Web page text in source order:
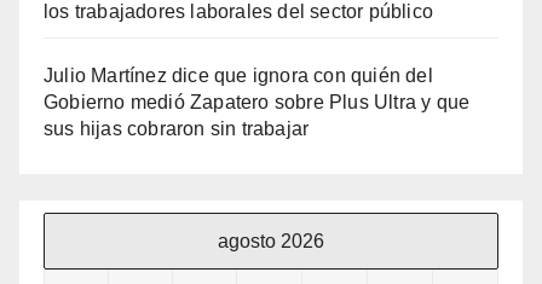
los trabajadores laborales del sector público
Julio Martínez dice que ignora con quién del
Gobierno medió Zapatero sobre Plus Ultra y que
sus hijas cobraron sin trabajar
agosto 2026